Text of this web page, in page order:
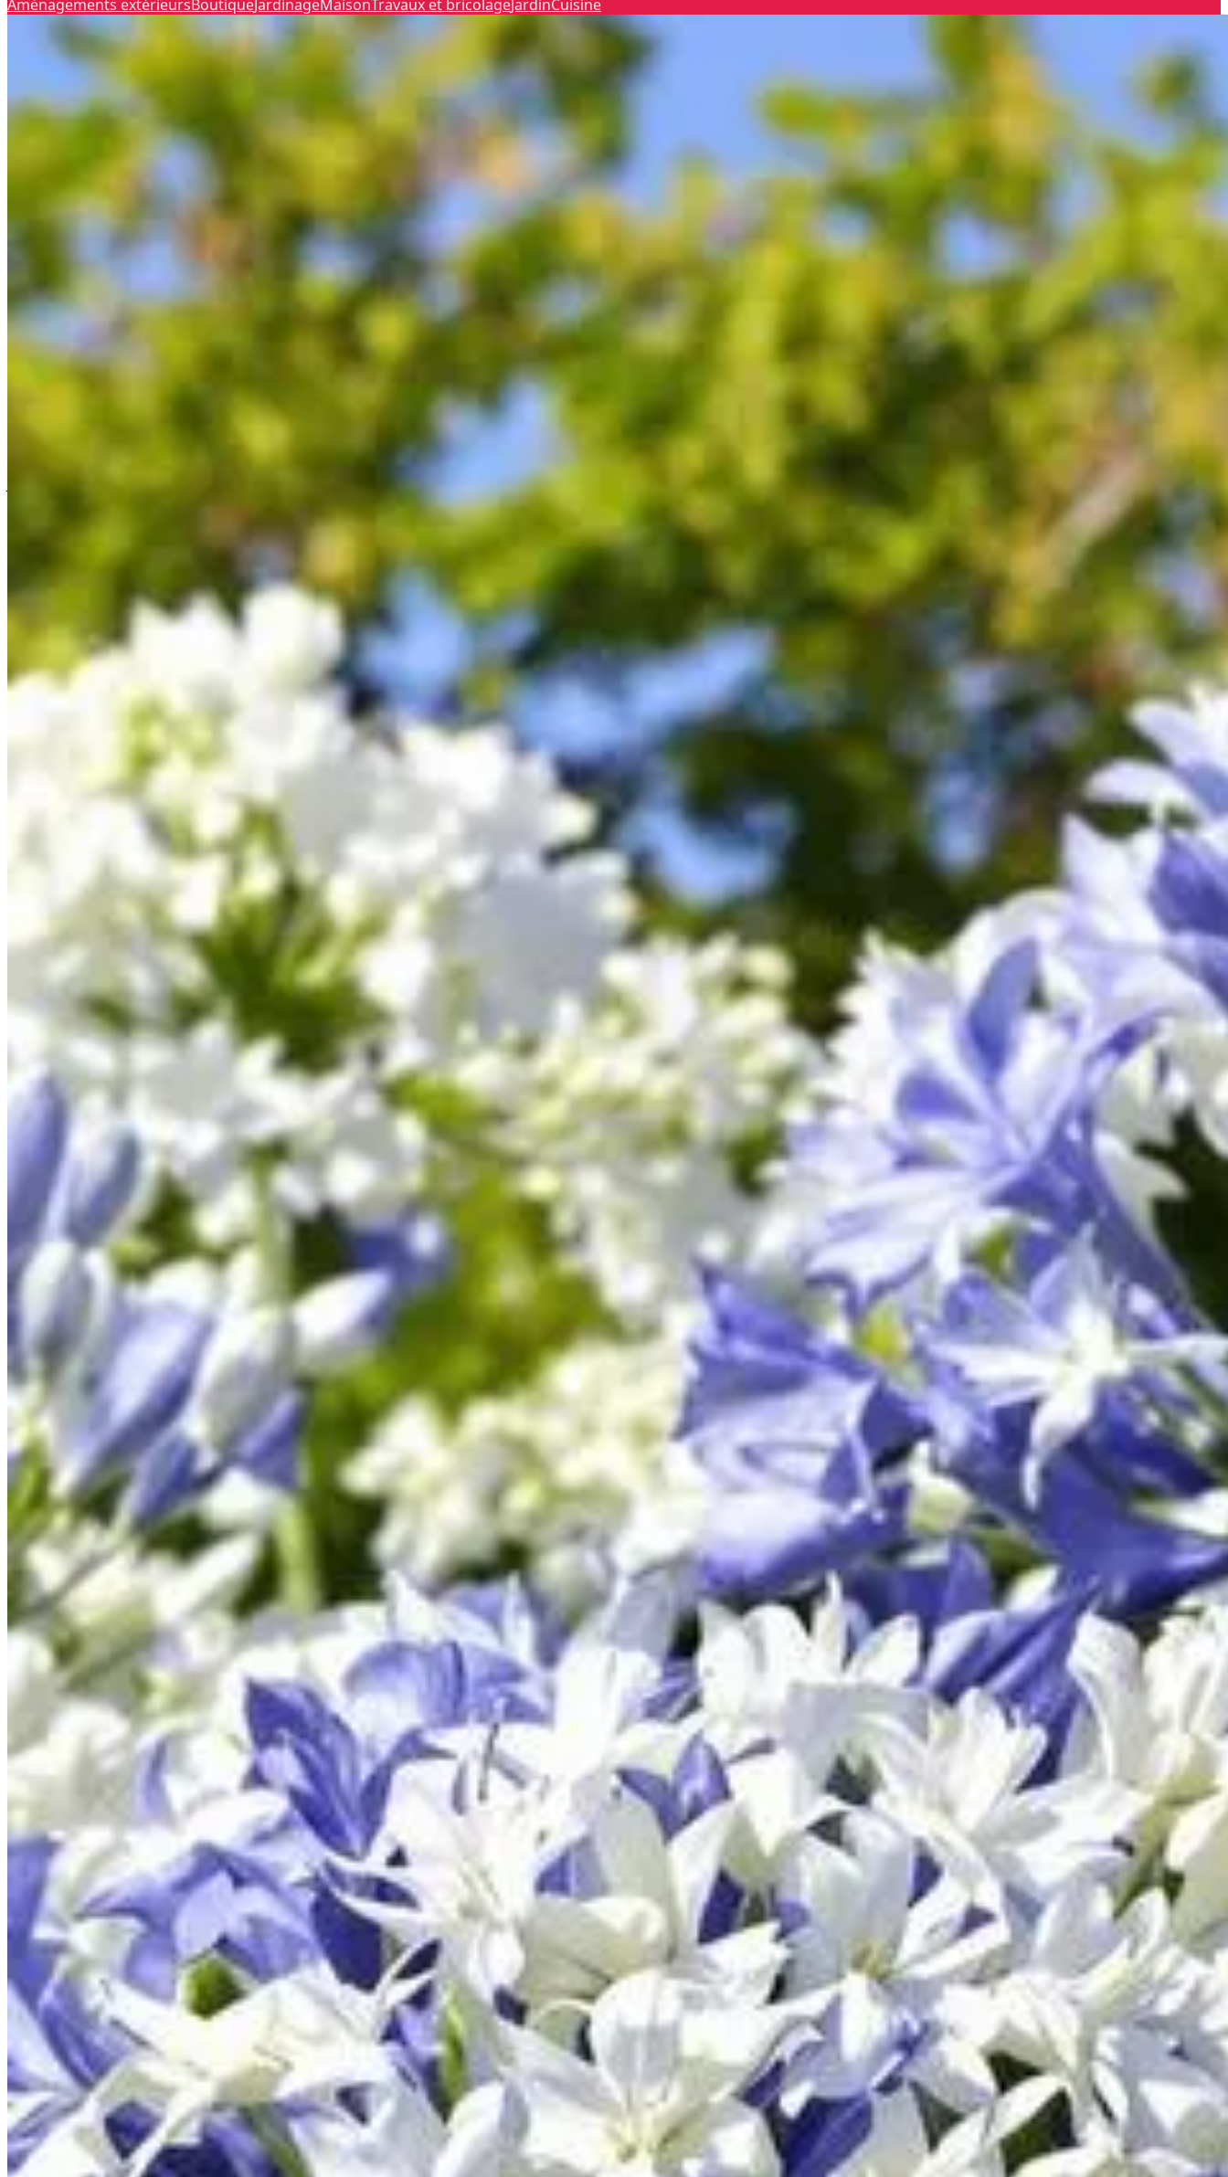
Aménagements extérieursBoutiqueJardinageMaisonTravaux et bricolageJardinCuisine
Quand et comment transplanter les agapanthes?
Jardinage
Quand et comment transplanter les agapanthes?
4 mars 2025 à 13:00
Vous vous demandez quand et comment transplanter les agapanthes ? Ces magnifiques plantes peuvent embellir votre jardin, mais elles nécessitent parfois un petit coup de pouce.
Transplanter au bon moment assure leur santé et leur floraison. Que ce soit pour leur offrir plus d'espace, améliorer la qualité du sol ou simplement changer d'emplacement, savoir quand
agir est crucial. Découvrez les meilleures pratiques pour réussir cette opération et garantir le bien-être de vos agapanthes.
Pourquoi transplanter vos agapanthes
Transplanter vos agapanthes peut sembler une tâche fastidieuse, mais il y a plusieurs raisons qui rendent cette opération nécessaire. Comprendre ces raisons vous aidera à prendre de
meilleures décisions pour vos plantes.
Les raisons principales pour transplanter
Il existe plusieurs raisons pour lesquelles vous pourriez envisager de transplanter vos agapanthes
Croissance excessive
: Les agapanthes peuvent devenir trop encombrants. Transplanter permet de leur donner plus d'espace.
Amélioration du sol
: Si le sol de votre jardin s'appauvrit, un déplacement vers un sol plus riche peut favoriser leur croissance.
Propagation: La transplantation est une méthode efficace pour multiplier ces plantes. En divisant les touffes, vous pouvez créer de nouvelles plantes.
Changement d'emplacement : Parfois, un nouvel emplacement peut offrir de meilleures conditions de lumière ou d'humidité.
Les avantages du déplacement des agapanthes
Transplanter vos agapanthes présente plusieurs avantages. Voici les principaux :